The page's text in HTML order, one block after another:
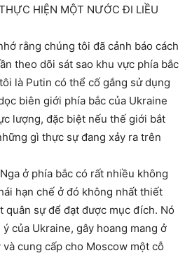
HIỆN MỘT NƯỚC ĐI LIỀU
rằng chúng tôi đã cảnh báo cách
theo dõi sát sao khu vực phía bắc
là Putin có thể cố gắng sử dụng
biên giới phía bắc của Ukraine
lượng, đặc biệt nếu thế giới bắt
gì thực sự đang xảy ra trên
ở phía bắc có rất nhiều không
hạn chế ở đó không nhất thiết
quân sự để đạt được mục đích. Nó
của Ukraine, gây hoang mang ở
cung cấp cho Moscow một cỗ